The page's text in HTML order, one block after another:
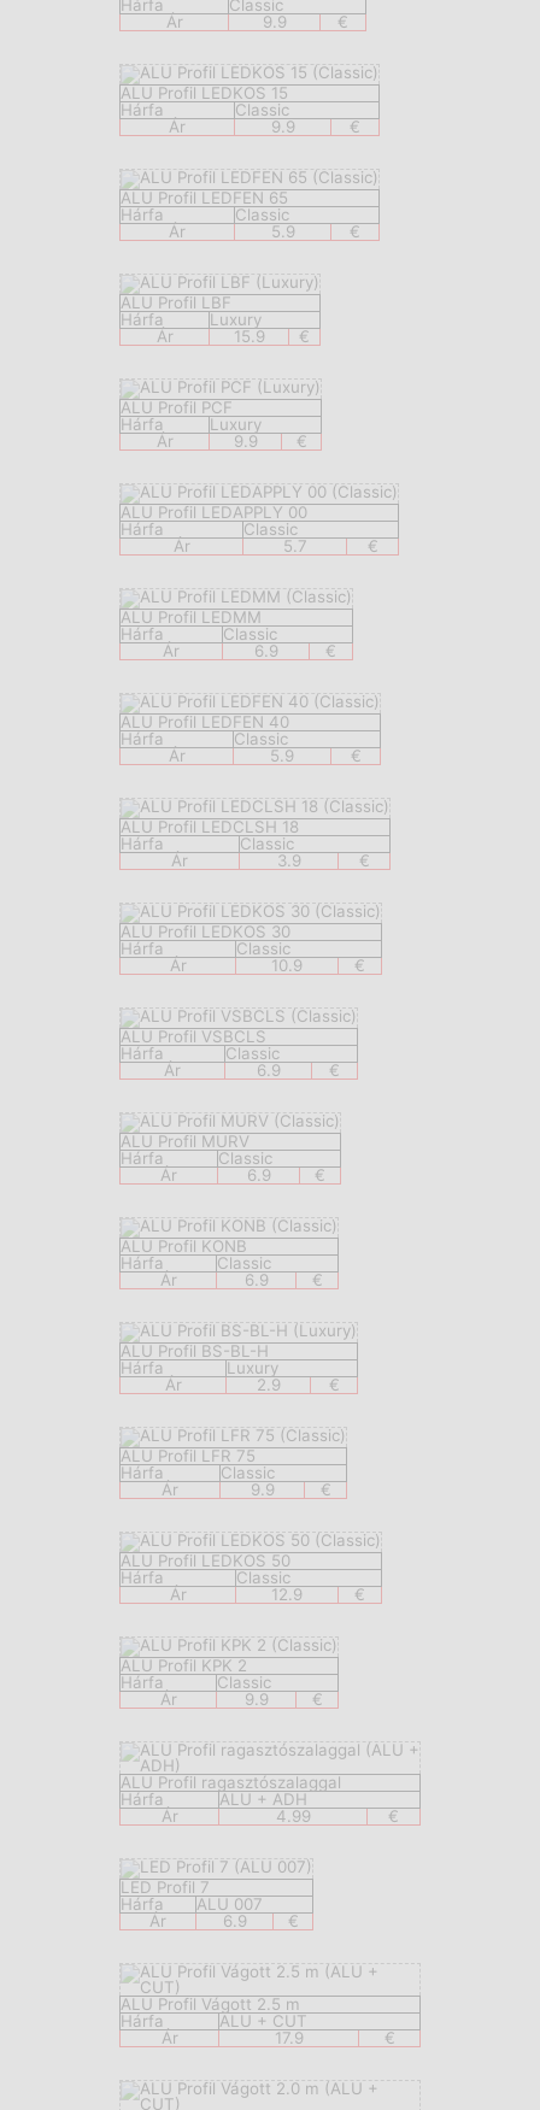
Hárfa
Classic
Ár
9.9 €
ALU Profil LEDKOS 15
Hárfa
Classic
Ár
9.9 €
ALU Profil LEDFEN 65
Hárfa
Classic
Ár
5.9 €
ALU Profil LBF
Hárfa
Luxury
Ár
15.9 €
ALU Profil PCF
Hárfa
Luxury
Ár
9.9 €
ALU Profil LEDAPPLY 00
Hárfa
Classic
Ár
5.7 €
ALU Profil LEDMM
Hárfa
Classic
Ár
6.9 €
ALU Profil LEDFEN 40
Hárfa
Classic
Ár
5.9 €
ALU Profil LEDCLSH 18
Hárfa
Classic
Ár
3.9 €
ALU Profil LEDKOS 30
Hárfa
Classic
Ár
10.9 €
ALU Profil VSBCLS
Hárfa
Classic
Ár
6.9 €
ALU Profil MURV
Hárfa
Classic
Ár
6.9 €
ALU Profil KONB
Hárfa
Classic
Ár
6.9 €
ALU Profil BS-BL-H
Hárfa
Luxury
Ár
2.9 €
ALU Profil LFR 75
Hárfa
Classic
Ár
9.9 €
ALU Profil LEDKOS 50
Hárfa
Classic
Ár
12.9 €
ALU Profil KPK 2
Hárfa
Classic
Ár
9.9 €
ALU Profil ragasztószalaggal
Hárfa
ALU + ADH
Ár
4.99 €
LED Profil 7
Hárfa
ALU 007
Ár
6.9 €
ALU Profil Vágott 2.5 m
Hárfa
ALU + CUT
Ár
17.9 €